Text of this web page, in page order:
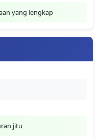
yang lengkap
jitu